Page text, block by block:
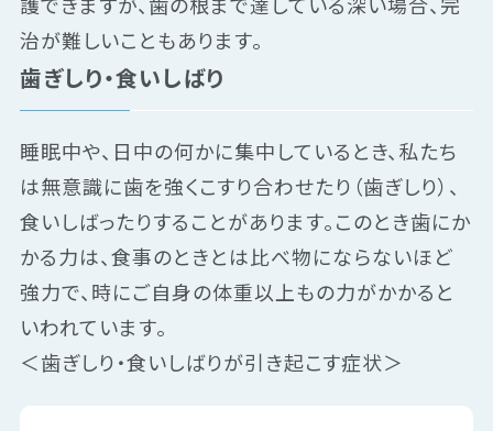
治が難しいこともあります。
歯ぎしり・食いしばり
睡眠中や、日中の何かに集中しているとき、私たち
は無意識に歯を強くこすり合わせたり（歯ぎしり）、
食いしばったりすることがあります。このとき歯にか
かる力は、食事のときとは比べ物にならないほど
強力で、時にご自身の体重以上もの力がかかると
いわれています。
＜歯ぎしり・食いしばりが引き起こす症状＞